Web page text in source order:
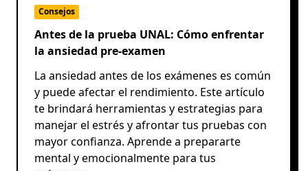
Consejos
Antes de la prueba UNAL: Cómo enfrentar
la ansiedad pre-examen
La ansiedad antes de los exámenes es común
y puede afectar el rendimiento. Este artículo
te brindará herramientas y estrategias para
manejar el estrés y afrontar tus pruebas con
mayor confianza. Aprende a prepararte
mental y emocionalmente para tus